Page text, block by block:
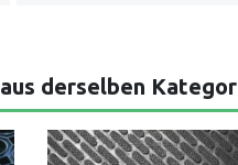
derselben